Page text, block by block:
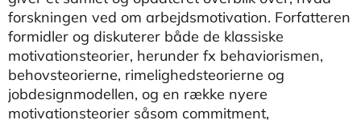
forskningen ved om arbejdsmotivation. Forfatteren
formidler og diskuterer både de klassiske
motivationsteorier, herunder fx behaviorismen,
behovsteorierne, rimelighedsteorierne og
jobdesignmodellen, og en række nyere
motivationsteorier såsom commitment,